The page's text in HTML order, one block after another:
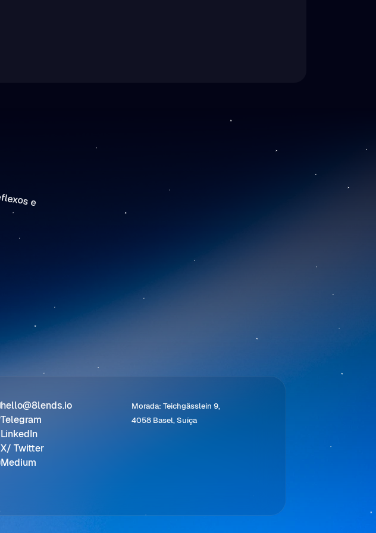
hello@8lends.io
Telegram
LinkedIn
X/ Twitter
Medium
Morada: Teichgässlein 9,
4058 Basel, Suíça